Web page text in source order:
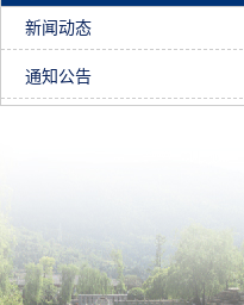
新闻动态
通知公告